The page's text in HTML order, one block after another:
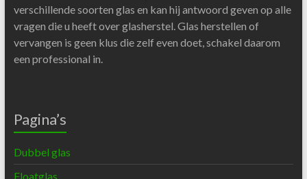
verschillende soorten glas en kan hij antwoord geven op alle
vragen die u heeft over glasherstel. Glas herstellen of
vervangen is geen klus die zelf even doet, schakel daarom
een professional in.
Pagina’s
Dubbel glas
Floatglas